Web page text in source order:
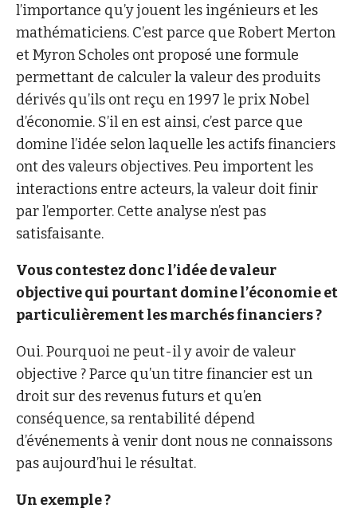
l’importance qu’y jouent les ingénieurs et les
mathématiciens. C’est parce que Robert Merton
et Myron Scholes ont proposé une formule
permettant de calculer la valeur des produits
dérivés qu’ils ont reçu en 1997 le prix Nobel
d’économie. S’il en est ainsi, c’est parce que
domine l’idée selon laquelle les actifs financiers
ont des valeurs objectives. Peu importent les
interactions entre acteurs, la valeur doit finir
par l’emporter. Cette analyse n’est pas
satisfaisante.
Vous contestez donc l’idée de valeur
objective qui pourtant domine l’économie et
particulièrement les marchés financiers ?
Oui. Pourquoi ne peut-il y avoir de valeur
objective ? Parce qu’un titre financier est un
droit sur des revenus futurs et qu’en
conséquence, sa rentabilité dépend
d’événements à venir dont nous ne connaissons
pas aujourd’hui le résultat.
Un exemple ?